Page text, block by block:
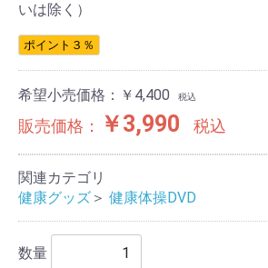
いは除く）
ポイント３％
希望小売価格：￥4,400 税込
販売価格： ￥3,990 税込
関連カテゴリ
健康グッズ ＞ 健康体操DVD
数量